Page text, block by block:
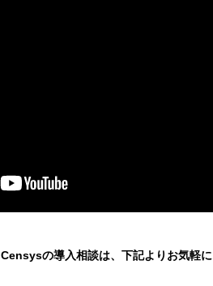
Censysの導入相談は、下記よりお気軽に